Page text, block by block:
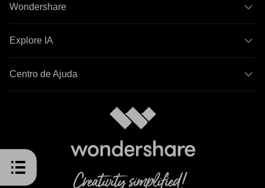
Wondershare
Explore IA
Centro de Ajuda